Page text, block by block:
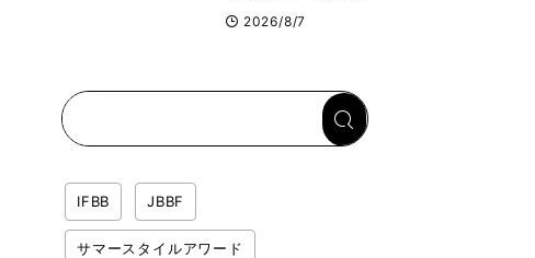
ィビルダーが愛用す
2026/8/7
IFBB JBBF
サマースタイルアワード